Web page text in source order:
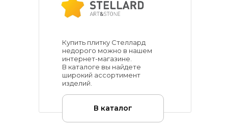
В каталог
Купить плитку Стеллард
недорого можно в нашем
интернет-магазине.
В каталоге вы найдете
широкий ассортимент
изделий.